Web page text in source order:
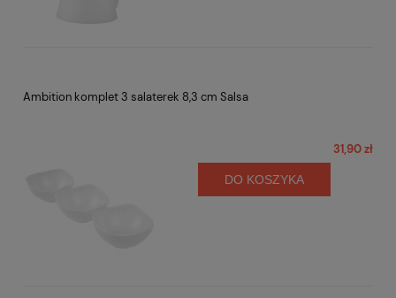
Ambition komplet 3 salaterek 8,3 cm Salsa
31,90 zł
DO KOSZYKA